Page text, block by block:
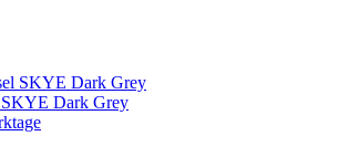
SKYE Dark Grey